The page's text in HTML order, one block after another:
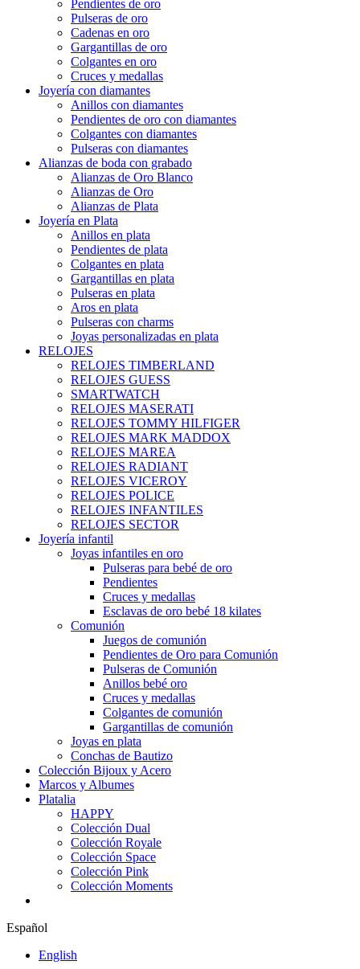
Pendientes de oro
Pulseras de oro
Cadenas en oro
Gargantillas de oro
Colgantes en oro
Cruces y medallas
Joyería con diamantes
Anillos con diamantes
Pendientes de oro con diamantes
Colgantes con diamantes
Pulseras con diamantes
Alianzas de boda con grabado
Alianzas de Oro Blanco
Alianzas de Oro
Alianzas de Plata
Joyería en Plata
Anillos en plata
Pendientes de plata
Colgantes en plata
Gargantillas en plata
Pulseras en plata
Aros en plata
Pulseras con charms
Joyas personalizadas en plata
RELOJES
RELOJES TIMBERLAND
RELOJES GUESS
SMARTWATCH
RELOJES MASERATI
RELOJES TOMMY HILFIGER
RELOJES MARK MADDOX
RELOJES MAREA
RELOJES RADIANT
RELOJES VICEROY
RELOJES POLICE
RELOJES INFANTILES
RELOJES SECTOR
Joyería infantil
Joyas infantiles en oro
Pulseras para bebé de oro
Pendientes
Cruces y medallas
Esclavas de oro bebé 18 kilates
Comunión
Juegos de comunión
Pendientes de Oro para Comunión
Pulseras de Comunión
Anillos bebé oro
Cruces y medallas
Colgantes de comunión
Gargantillas de comunión
Joyas en plata
Conchas de Bautizo
Colección Bijoux y Acero
Marcos y Albumes
Platalia
HAPPY
Colección Dual
Colección Royale
Colección Space
Colección Pink
Colección Moments
Español
English